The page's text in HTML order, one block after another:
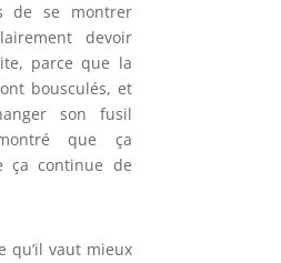
de se montrer
devoir
parce que la
bousculés, et
son fusil
que ça
ça continue de
qu’il vaut mieux